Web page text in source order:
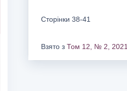
Сторінки 38-41
Взято з Том 12, № 2, 2021